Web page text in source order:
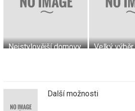
Nejstylovější domovy Velký výběr
Další možnosti